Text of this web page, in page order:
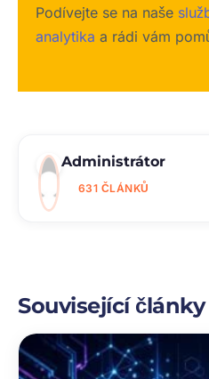
Podívejte se na naše
analytika a rádi vám
Administrátor
631 ČLÁNKŮ
Související články